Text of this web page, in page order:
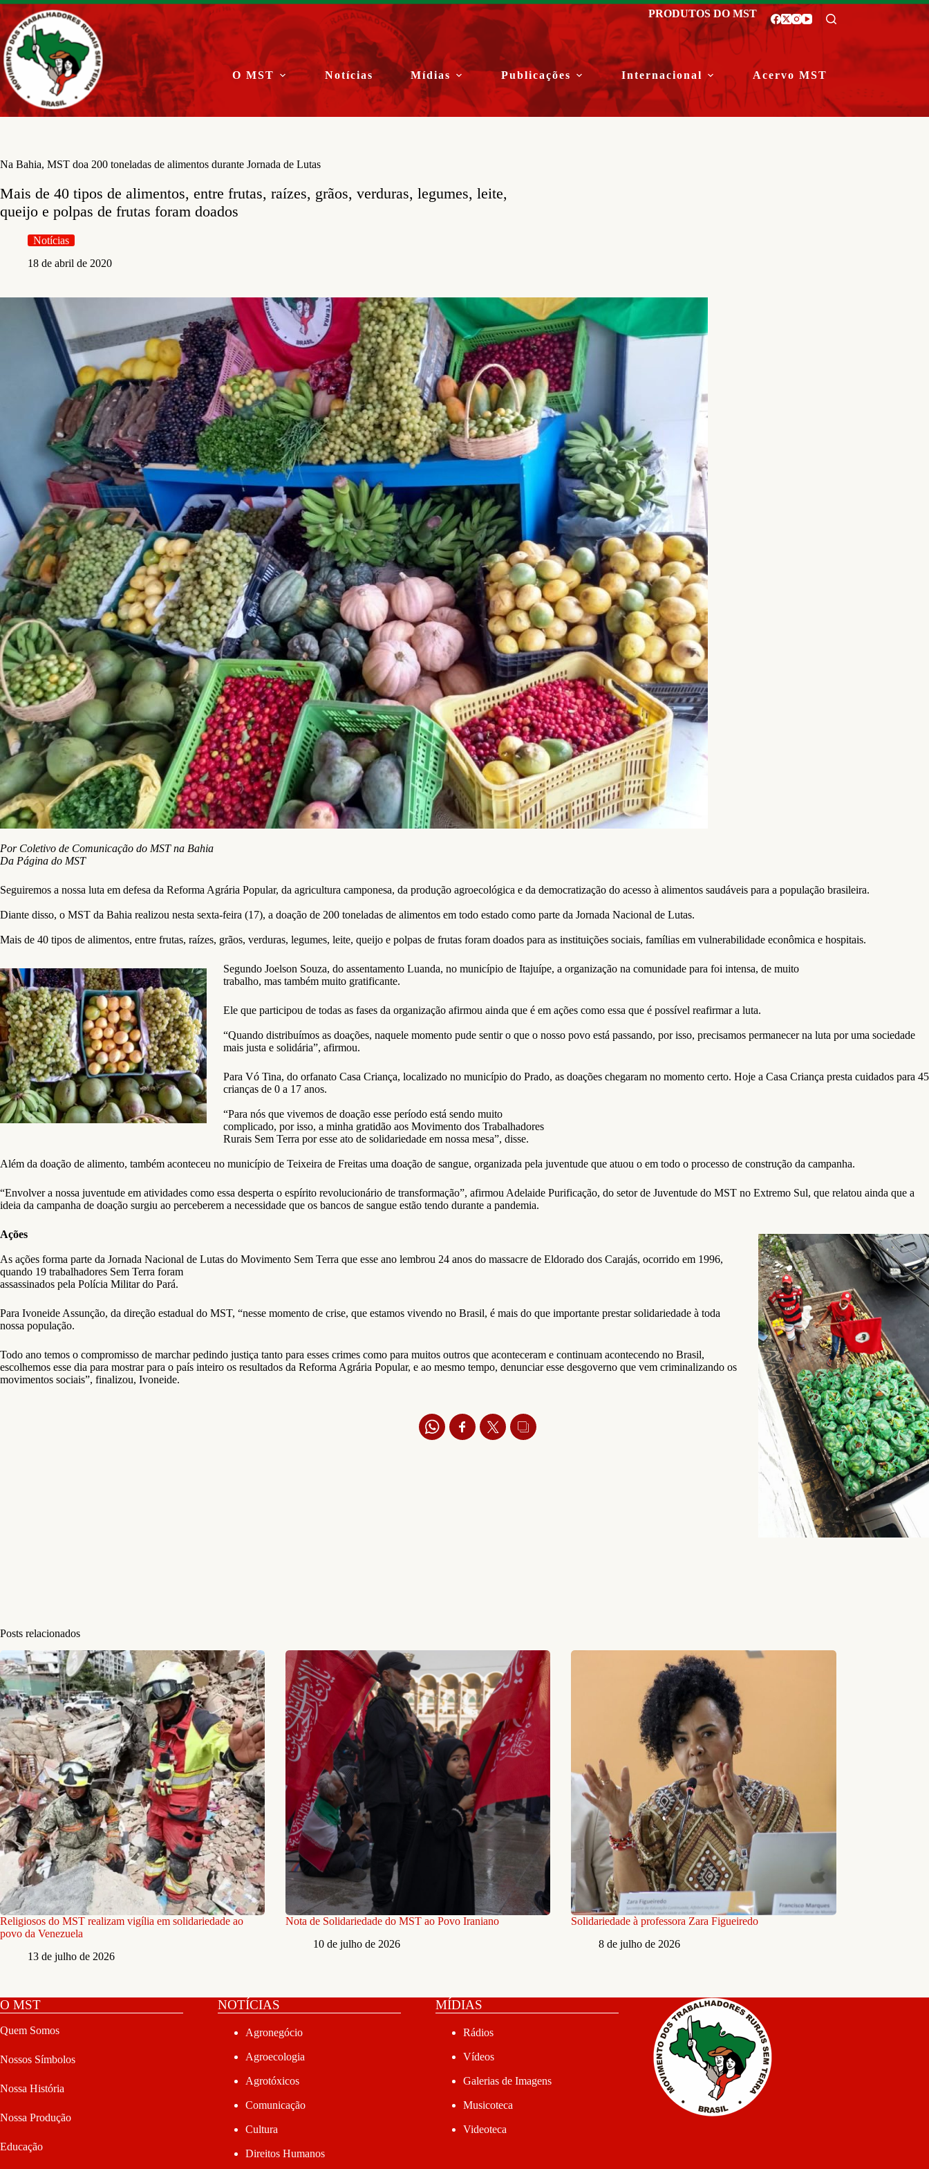
Pular
para
o
conteúdo
PRODUTOS DO MST
O MST Notícias Mídias Publicações Internacional Acervo MST
Na Bahia, MST doa 200 toneladas de alimentos durante Jornada de Lutas
Mais de 40 tipos de alimentos, entre frutas, raízes, grãos, verduras, legumes, leite,
queijo e polpas de frutas foram doados
Notícias
18 de abril de 2020
Por Coletivo de Comunicação do MST na Bahia
Da Página do MST
Seguiremos a nossa luta em defesa da Reforma Agrária Popular, da agricultura camponesa, da produção agroecológica e da democratização do acesso à alimentos saudáveis para a população brasileira.
Diante disso, o MST da Bahia realizou nesta sexta-feira (17), a doação de 200 toneladas de alimentos em todo estado como parte da Jornada Nacional de Lutas.
Mais de 40 tipos de alimentos, entre frutas, raízes, grãos, verduras, legumes, leite, queijo e polpas de frutas foram doados para as instituições sociais, famílias em vulnerabilidade econômica e hospitais.
Segundo Joelson Souza, do assentamento Luanda, no município de Itajuípe, a organização na comunidade para foi intensa, de muito
trabalho, mas também muito gratificante.
Ele que participou de todas as fases da organização afirmou ainda que é em ações como essa que é possível reafirmar a luta.
“Quando distribuímos as doações, naquele momento pude sentir o que o nosso povo está passando, por isso, precisamos permanecer na luta por uma sociedade
mais justa e solidária”, afirmou.
Para Vó Tina, do orfanato Casa Criança, localizado no município do Prado, as doações chegaram no momento certo. Hoje a Casa Criança presta cuidados para 45
crianças de 0 a 17 anos.
“Para nós que vivemos de doação esse período está sendo muito
complicado, por isso, a minha gratidão aos Movimento dos Trabalhadores
Rurais Sem Terra por esse ato de solidariedade em nossa mesa”, disse.
Além da doação de alimento, também aconteceu no município de Teixeira de Freitas uma doação de sangue, organizada pela juventude que atuou o em todo o processo de construção da campanha.
“Envolver a nossa juventude em atividades como essa desperta o espírito revolucionário de transformação”, afirmou Adelaide Purificação, do setor de Juventude do MST no Extremo Sul, que relatou ainda que a
ideia da campanha de doação surgiu ao perceberem a necessidade que os bancos de sangue estão tendo durante a pandemia.
Ações
As ações forma parte da Jornada Nacional de Lutas do Movimento Sem Terra que esse ano lembrou 24 anos do massacre de Eldorado dos Carajás, ocorrido em 1996,
quando 19 trabalhadores Sem Terra foram
assassinados pela Polícia Militar do Pará.
Para Ivoneide Assunção, da direção estadual do MST, “nesse momento de crise, que estamos vivendo no Brasil, é mais do que importante prestar solidariedade à toda
nossa população.
Todo ano temos o compromisso de marchar pedindo justiça tanto para esses crimes como para muitos outros que aconteceram e continuam acontecendo no Brasil,
escolhemos esse dia para mostrar para o país inteiro os resultados da Reforma Agrária Popular, e ao mesmo tempo, denunciar esse desgoverno que vem criminalizando os
movimentos sociais”, finalizou, Ivoneide.
Posts relacionados
Religiosos do MST realizam vigília em solidariedade ao
povo da Venezuela
13 de julho de 2026
Nota de Solidariedade do MST ao Povo Iraniano
10 de julho de 2026
Solidariedade à professora Zara Figueiredo
8 de julho de 2026
O MST
Quem Somos
Nossos Símbolos
Nossa História
Nossa Produção
Educação
NOTÍCIAS
Agronegócio
Agroecologia
Agrotóxicos
Comunicação
Cultura
Direitos Humanos
MÍDIAS
Rádios
Vídeos
Galerias de Imagens
Musicoteca
Videoteca